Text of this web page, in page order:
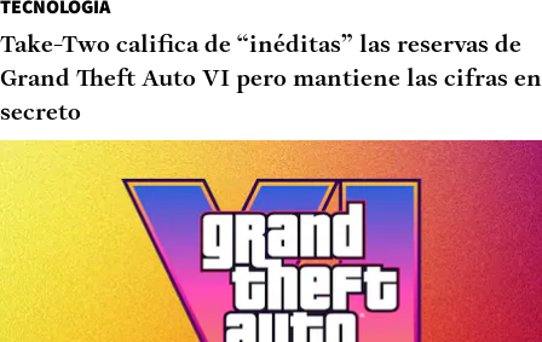
TECNOLOGÍA
Take-Two califica de “inéditas” las reservas de
Grand Theft Auto VI pero mantiene las cifras en
secreto